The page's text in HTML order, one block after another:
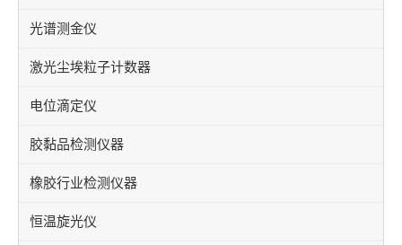
光谱测金仪
激光尘埃粒子计数器
电位滴定仪
胶黏品检测仪器
橡胶行业检测仪器
恒温旋光仪